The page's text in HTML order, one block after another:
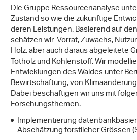
Die Gruppe Ressourcenanalyse
Zustand so wie die zukünftige
deren Leistungen. Basierend auf
schätzen wir Vorrat, Zuwachs,
Holz, aber auch daraus abgeleitete
Totholz und Kohlenstoff. Wir
Entwicklungen des Waldes unter
Bewirtschaftung, von
Dabei beschäftigen wir uns mit
Forschungsthemen.
Implementierung
Abschätzung forstlicher Grössen